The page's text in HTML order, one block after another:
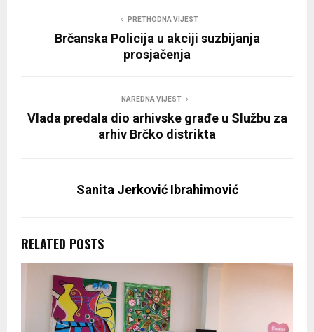
PRETHODNA VIJEST
Brčanska Policija u akciji suzbijanja
prosjačenja
NAREDNA VIJEST
Vlada predala dio arhivske građe u Službu za
arhiv Brčko distrikta
Sanita Jerković Ibrahimović
RELATED POSTS